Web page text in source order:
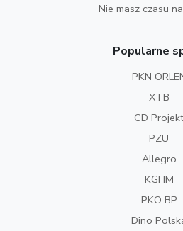
Nie masz czasu
Popularne
PKN
XTB
CD Projekt
PZU
Allegro
KGHM
PKO BP
Dino